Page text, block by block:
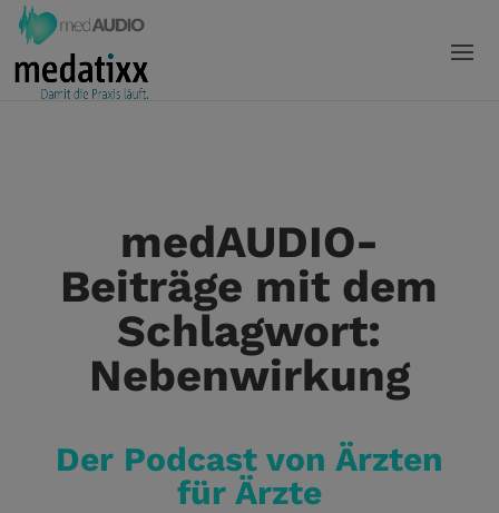
medAUDIO-
Beiträge mit dem
Schlagwort:
Nebenwirkung
Der Podcast von Ärzten
für Ärzte